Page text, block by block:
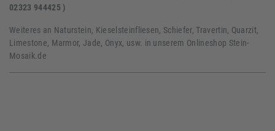
02323 944425 )
Weiteres an Naturstein, Kieselsteinfliesen, Schiefer, Travertin, Quarzit,
Limestone, Marmor, Jade, Onyx, usw. in unserem Onlineshop Stein-
Mosaik.de